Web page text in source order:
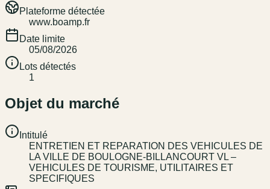
Plateforme détectée
www.boamp.fr
Date limite
05/08/2026
Lots détectés
1
Objet du marché
Intitulé
ENTRETIEN ET REPARATION DES VEHICULES DE
LA VILLE DE BOULOGNE-BILLANCOURT VL –
VEHICULES DE TOURISME, UTILITAIRES ET
SPECIFIQUES